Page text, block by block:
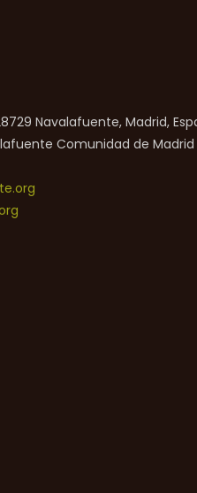
Navalafuente, Madrid,
Comunidad de Madrid